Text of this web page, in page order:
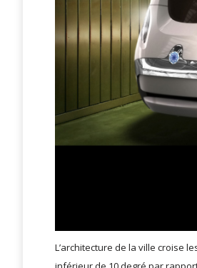
L’architecture de la ville croise